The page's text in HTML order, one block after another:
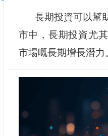
長期投資可以幫
市中，長期投資尤
市場嘅長期增長潛力